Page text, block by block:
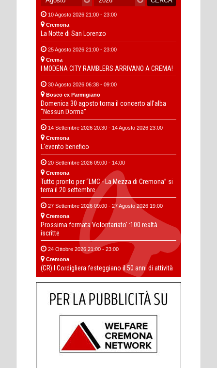
10 Agosto 2026 21:00 - 23:00
Cremona
La Notte di San Lorenzo
25 Agosto 2026 21:00 - 23:00
Crema
I MODENA CITY RAMBLERS ARRIVANO A CREMA!
30 Agosto 2026 06:38 - 09:00
Bosco ex Parmigiano
Domenica 30 agosto torna il concerto all’alba
“Nessun Dorma”
14 Settembre 2026 20:30 - 14 Agosto 2026 23:00
Cremona
L'evento benefico
20 Settembre 2026 09:00 - 14:00
Cremona
Tutto pronto per “LMC - La Mezza di Cremona” si
terra il 20 settembre
27 Settembre 2026 09:00 - 27 Agosto 2026 19:00
Cremona
Prossima fermata Volontariato' :100 realtà
iscritte
24 Ottobre 2026 21:00 - 23:00
Cremona
(CR) I Cordigliera festeggiano il 50 anni di attività